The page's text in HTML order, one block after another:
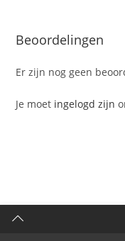
Beoordelingen
Er zijn nog geen
Je moet ingelogd zijn